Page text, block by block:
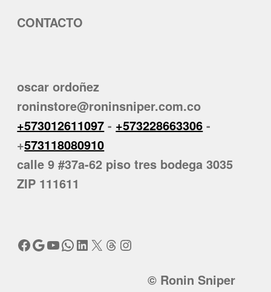
CONTACTO
oscar ordoñez
roninstore@roninsniper.com.co
+573012611097 - +573228663306 -
+573118080910
calle 9 #37a-62 piso tres bodega 3035
ZIP 111611
Facebook
Google
YouTube
WhatsApp
LinkedIn
X Threads
Instagram
© Ronin Sniper